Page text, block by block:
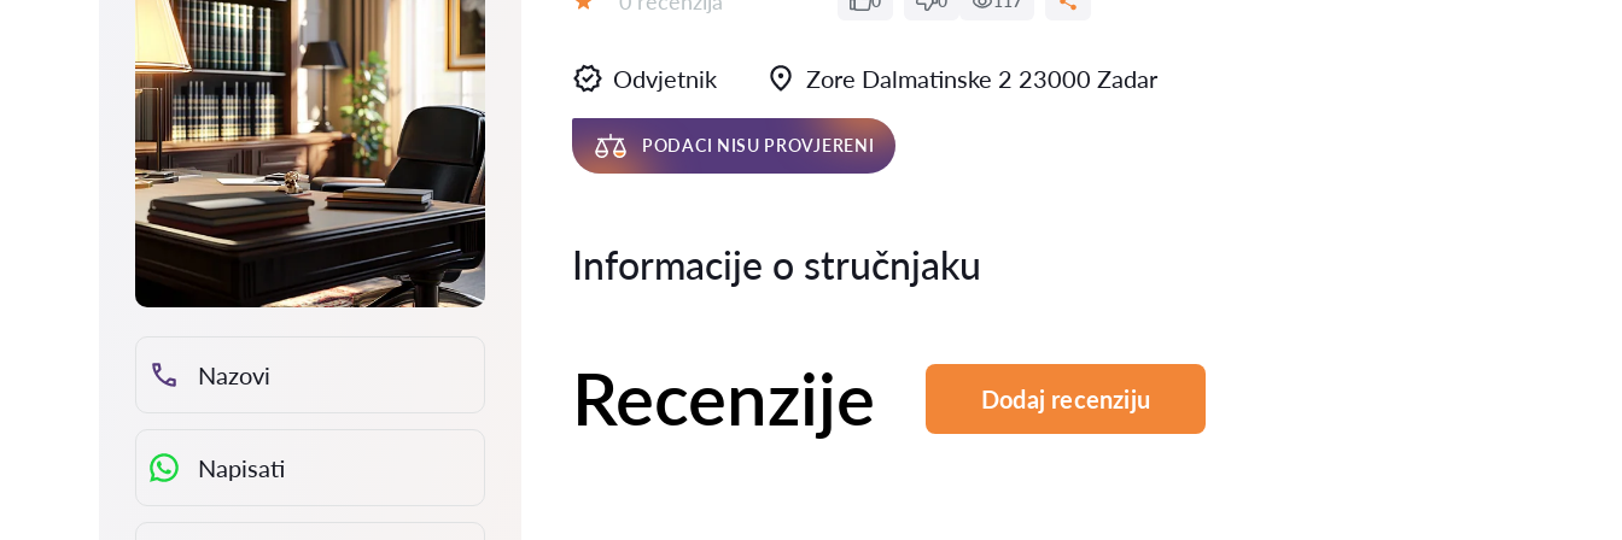
Nazovi
Napisati
Odvjetnik Zore Dalmatinske 2 23000 Zadar
PODACI NISU PROVJERENI
Informacije o stručnjaku
Recenzije Dodaj recenziju